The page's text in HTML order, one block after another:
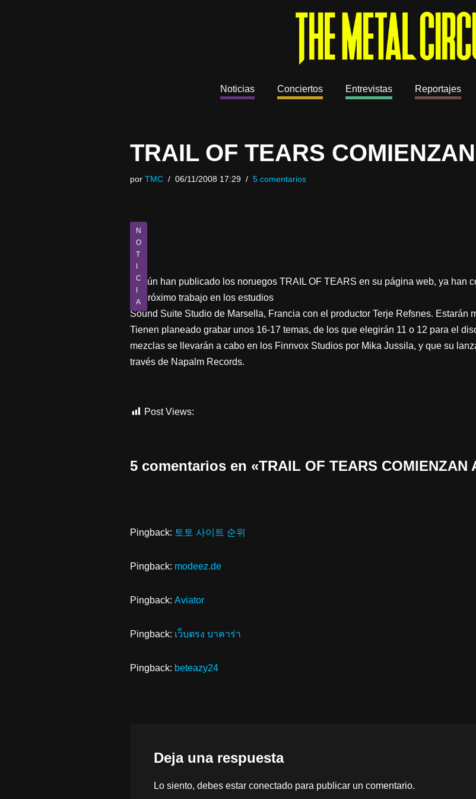
Noticias Conciertos Entrevistas Reportajes
TRAIL OF TEARS
por TMC 06/11/2008 17:29 5 comentarios
N
O
T
C
A
Según han publicado los noruegos TRAIL OF TEARS en su página web, ya han
su próximo trabajo en los estudios
Sound Suite Studio de Marsella, Francia con el productor Terje Refsnes. Estarán
Tienen planeado grabar unos 16-17 temas, de los que elegirán 11 o 12 para el
mezclas se llevarán a cabo en los Finnvox Studios por Mika Jussila, y que su
través de Napalm Records.
Post Views:
5 comentarios en «TRAIL OF TEARS COMIENZAN
Pingback: 토토 사이트 순위
Pingback: modeez.de
Pingback: Aviator
Pingback: เว็บตรง บาคาร่า
Pingback: beteazy24
Deja una respuesta
Lo siento, debes estar conectado para publicar un comentario.